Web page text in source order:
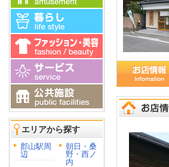
エリアから探す
郡山駅周
辺
朝日・桑
野・西ノ
内